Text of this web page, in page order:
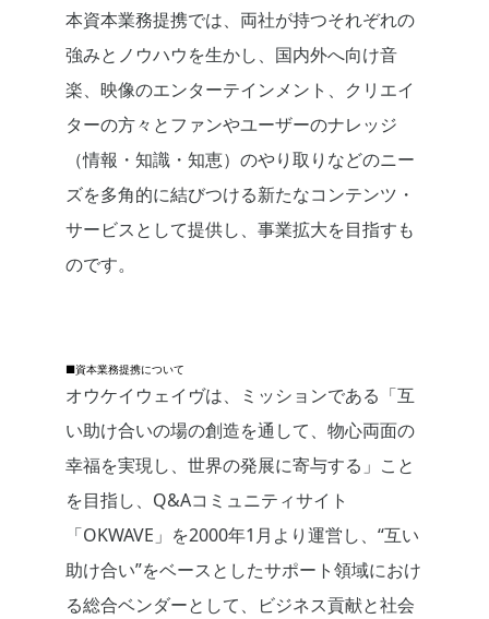
本資本業務提携では、両社が持つそれぞれの
強みとノウハウを生かし、国内外へ向け音
楽、映像のエンターテインメント、クリエイ
ターの方々とファンやユーザーのナレッジ
（情報・知識・知恵）のやり取りなどのニー
ズを多角的に結びつける新たなコンテンツ・
サービスとして提供し、事業拡大を目指すも
のです。
■資本業務提携について
オウケイウェイヴは、ミッションである「互
い助け合いの場の創造を通して、物心両面の
幸福を実現し、世界の発展に寄与する」こと
を目指し、Q&Aコミュニティサイト
「OKWAVE」を2000年1月より運営し、“互い
助け合い”をベースとしたサポート領域におけ
る総合ベンダーとして、ビジネス貢献と社会